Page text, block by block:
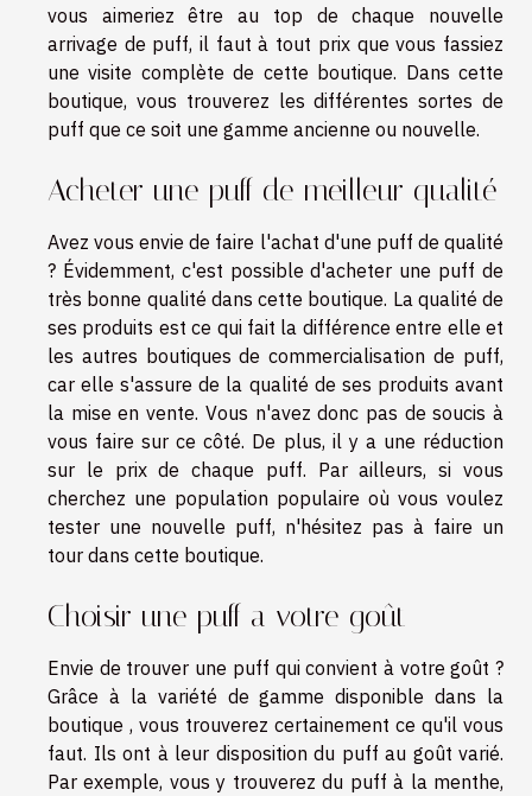
vous aimeriez être au top de chaque nouvelle
arrivage de puff, il faut à tout prix que vous fassiez
une visite complète de cette boutique. Dans cette
boutique, vous trouverez les différentes sortes de
puff que ce soit une gamme ancienne ou nouvelle.
Acheter une puff de meilleur qualité
Avez vous envie de faire l'achat d'une puff de qualité
? Évidemment, c'est possible d'acheter une puff de
très bonne qualité dans cette boutique. La qualité de
ses produits est ce qui fait la différence entre elle et
les autres boutiques de commercialisation de puff,
car elle s'assure de la qualité de ses produits avant
la mise en vente. Vous n'avez donc pas de soucis à
vous faire sur ce côté. De plus, il y a une réduction
sur le prix de chaque puff. Par ailleurs, si vous
cherchez une population populaire où vous voulez
tester une nouvelle puff, n'hésitez pas à faire un
tour dans cette boutique.
Choisir une puff a votre goût
Envie de trouver une puff qui convient à votre goût ?
Grâce à la variété de gamme disponible dans la
boutique , vous trouverez certainement ce qu'il vous
faut. Ils ont à leur disposition du puff au goût varié.
Par exemple, vous y trouverez du puff à la menthe,